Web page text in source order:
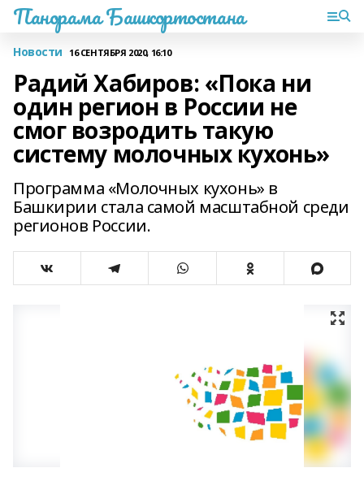
Панорама Башкортостана
Новости 16 СЕНТЯБРЯ 2020, 16:10
Радий Хабиров: «Пока ни
один регион в России не
смог возродить такую
систему молочных кухонь»
Программа «Молочных кухонь» в
Башкирии стала самой масштабной среди
регионов России.